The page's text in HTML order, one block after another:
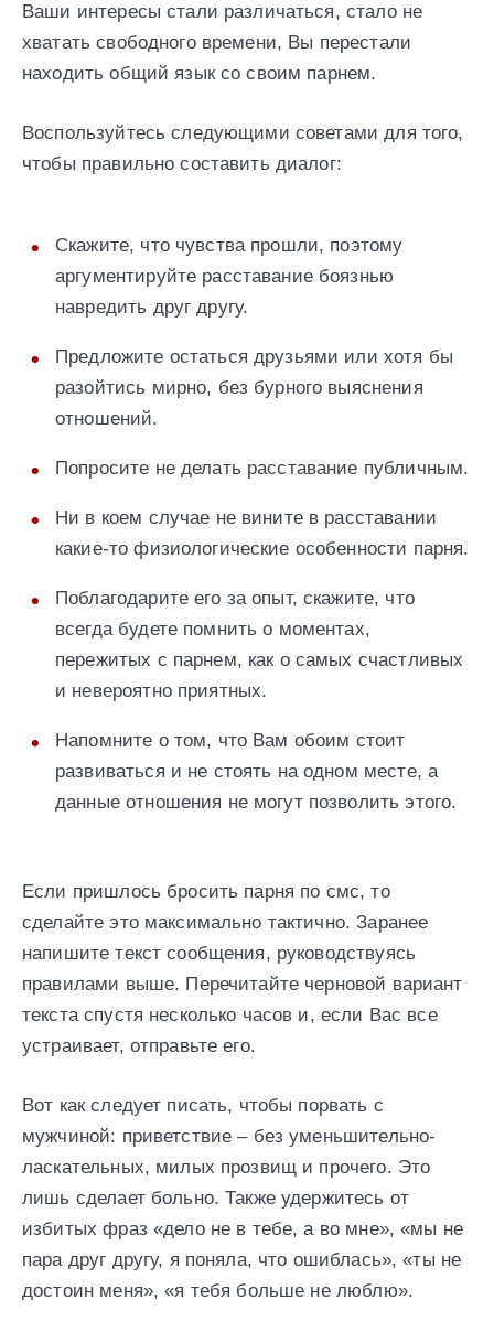
Ваши интересы стали различаться, стало не
хватать свободного времени, Вы перестали
находить общий язык со своим парнем.
Воспользуйтесь следующими советами для того,
чтобы правильно составить диалог:
Скажите, что чувства прошли, поэтому
аргументируйте расставание боязнью
навредить друг другу.
Предложите остаться друзьями или хотя бы
разойтись мирно, без бурного выяснения
отношений.
Попросите не делать расставание публичным.
Ни в коем случае не вините в расставании
какие-то физиологические особенности парня.
Поблагодарите его за опыт, скажите, что
всегда будете помнить о моментах,
пережитых с парнем, как о самых счастливых
и невероятно приятных.
Напомните о том, что Вам обоим стоит
развиваться и не стоять на одном месте, а
данные отношения не могут позволить этого.
Если пришлось бросить парня по смс, то
сделайте это максимально тактично. Заранее
напишите текст сообщения, руководствуясь
правилами выше. Перечитайте черновой вариант
текста спустя несколько часов и, если Вас все
устраивает, отправьте его.
Вот как следует писать, чтобы порвать с
мужчиной: приветствие – без уменьшительно-
ласкательных, милых прозвищ и прочего. Это
лишь сделает больно. Также удержитесь от
избитых фраз «дело не в тебе, а во мне», «мы не
пара друг другу, я поняла, что ошиблась», «ты не
достоин меня», «я тебя больше не люблю».